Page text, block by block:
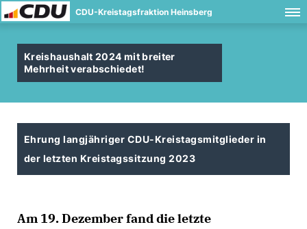
CDU-Kreistagsfraktion Heinsberg
Kreishaushalt 2024 mit breiter
Mehrheit verabschiedet!
Ehrung langjähriger CDU-Kreistagsmitglieder in
der letzten Kreistagssitzung 2023
Am 19. Dezember fand die letzte